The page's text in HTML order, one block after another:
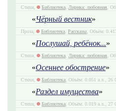
Стихи, Библиотека, Лирика: любовная,
«Чёрный вестник»
Проза, Библиотека, Рассказы, Объём:
«Послушай, ребёнок...»
Стихи, Библиотека, Лирика: любовная,
«Осеннее обострение»
Стихи, Библиотека, Объём: 0.051 а.л., 26
«Раздел имущества»
Стихи, Библиотека, Объём: 0.019 а.л., 27